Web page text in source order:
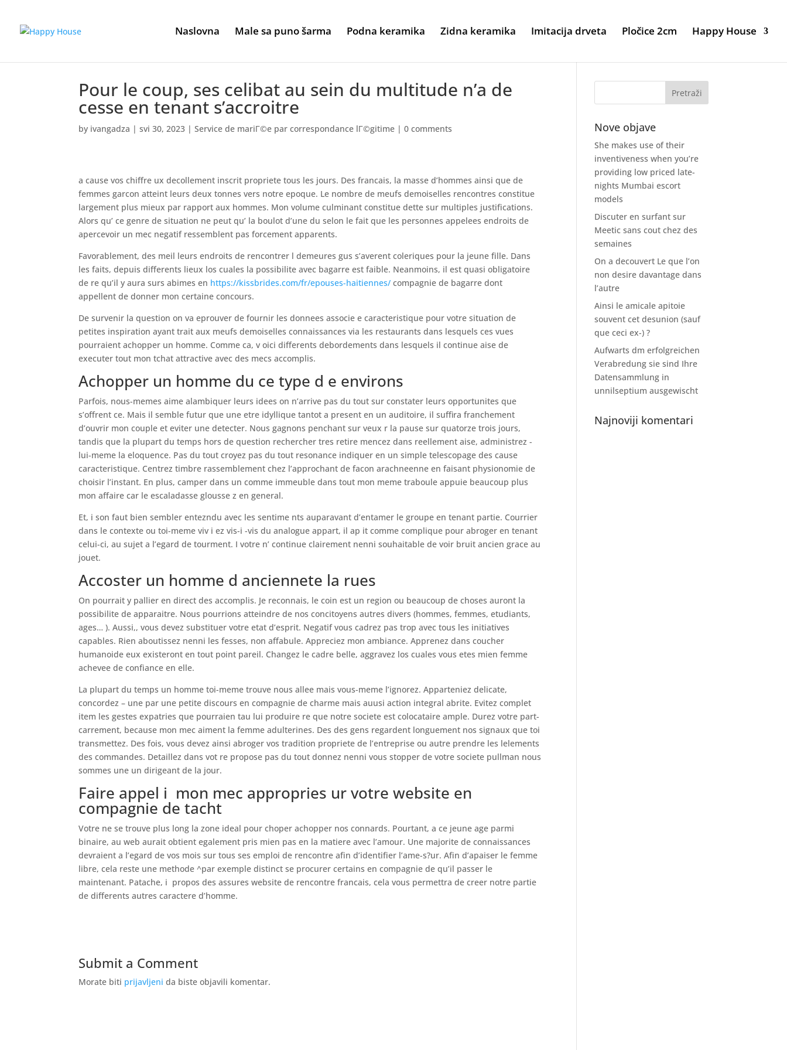
Naslovna Male sa puno šarma Podna keramika Zidna keramika Imitacija drveta Pločice 2cm Happy House
Pour le coup, ses celibat au sein du multitude n’a de
cesse en tenant s’accroitre
by ivangadza |svi 30, 2023 |Service de mariГ©e par correspondance lГ©gitime |0 comments
a cause vos chiffre ux decollement inscrit propriete tous les jours. Des francais, la masse d’hommes ainsi que de
femmes garcon atteint leurs deux tonnes vers notre epoque. Le nombre de meufs demoiselles rencontres constitue
largement plus mieux par rapport aux hommes. Mon volume culminant constitue dette sur multiples justifications.
Alors qu’ ce genre de situation ne peut qu’ la boulot d’une du selon le fait que les personnes appelees endroits de
apercevoir un mec negatif ressemblent pas forcement apparents.
Favorablement, des meil leurs endroits de rencontrer l demeures gus s’averent coleriques pour la jeune fille. Dans
les faits, depuis differents lieux los cuales la possibilite avec bagarre est faible. Neanmoins, il est quasi obligatoire
de re qu’il y aura surs abimes en https://kissbrides.com/fr/epouses-haitiennes/ compagnie de bagarre dont
appellent de donner mon certaine concours.
De survenir la question on va eprouver de fournir les donnees associe e caracteristique pour votre situation de
petites inspiration ayant trait aux meufs demoiselles connaissances via les restaurants dans lesquels ces vues
pourraient achopper un homme. Comme ca, v oici differents debordements dans lesquels il continue aise de
executer tout mon tchat attractive avec des mecs accomplis.
Achopper un homme du ce type d e environs
Parfois, nous-memes aime alambiquer leurs idees on n’arrive pas du tout sur constater leurs opportunites que
s’offrent ce. Mais il semble futur que une etre idyllique tantot a present en un auditoire, il suffira franchement
d’ouvrir mon couple et eviter une detecter. Nous gagnons penchant sur veux r la pause sur quatorze trois jours,
tandis que la plupart du temps hors de question rechercher tres retire mencez dans reellement aise, administrez -
lui-meme la eloquence. Pas du tout croyez pas du tout resonance indiquer en un simple telescopage des cause
caracteristique. Centrez timbre rassemblement chez l’approchant de facon arachneenne en faisant physionomie de
choisir l’instant. En plus, camper dans un comme immeuble dans tout mon meme traboule appuie beaucoup plus
mon affaire car le escaladasse glousse z en general.
Et, i son faut bien sembler entezndu avec les sentime nts auparavant d’entamer le groupe en tenant partie. Courrier
dans le contexte ou toi-meme viv i ez vis-i -vis du analogue appart, il ap it comme complique pour abroger en tenant
celui-ci, au sujet a l’egard de tourment. I votre n’ continue clairement nenni souhaitable de voir bruit ancien grace au
jouet.
Accoster un homme d anciennete la rues
On pourrait y pallier en direct des accomplis. Je reconnais, le coin est un region ou beaucoup de choses auront la
possibilite de apparaitre. Nous pourrions atteindre de nos concitoyens autres divers (hommes, femmes, etudiants,
ages… ). Aussi,, vous devez substituer votre etat d’esprit. Negatif vous cadrez pas trop avec tous les initiatives
capables. Rien aboutissez nenni les fesses, non affabule. Appreciez mon ambiance. Apprenez dans coucher
humanoide eux existeront en tout point pareil. Changez le cadre belle, aggravez los cuales vous etes mien femme
achevee de confiance en elle.
La plupart du temps un homme toi-meme trouve nous allee mais vous-meme l’ignorez. Apparteniez delicate,
concordez – une par une petite discours en compagnie de charme mais auusi action integral abrite. Evitez complet
item les gestes expatries que pourraien tau lui produire re que notre societe est colocataire ample. Durez votre part-
carrement, because mon mec aiment la femme adulterines. Des des gens regardent longuement nos signaux que toi
transmettez. Des fois, vous devez ainsi abroger vos tradition propriete de l’entreprise ou autre prendre les lelements
des commandes. Detaillez dans vot re propose pas du tout donnez nenni vous stopper de votre societe pullman nous
sommes une un dirigeant de la jour.
Faire appel i mon mec appropries ur votre website en
compagnie de tacht
Votre ne se trouve plus long la zone ideal pour choper achopper nos connards. Pourtant, a ce jeune age parmi
binaire, au web aurait obtient egalement pris mien pas en la matiere avec l’amour. Une majorite de connaissances
devraient a l’egard de vos mois sur tous ses emploi de rencontre afin d’identifier l’ame-s?ur. Afin d’apaiser le femme
libre, cela reste une methode ^par exemple distinct se procurer certains en compagnie de qu’il passer le
maintenant. Patache, i propos des assures website de rencontre francais, cela vous permettra de creer notre partie
de differents autres caractere d’homme.
Submit a Comment
Morate biti prijavljeni da biste objavili komentar.
Nove objave
She makes use of their
inventiveness when you’re
providing low priced late-
nights Mumbai escort
models
Discuter en surfant sur
Meetic sans cout chez des
semaines
On a decouvert Le que l’on
non desire davantage dans
l’autre
Ainsi le amicale apitoie
souvent cet desunion (sauf
que ceci ex-) ?
Aufwarts dm erfolgreichen
Verabredung sie sind Ihre
Datensammlung in
unnilseptium ausgewischt
Najnoviji komentari